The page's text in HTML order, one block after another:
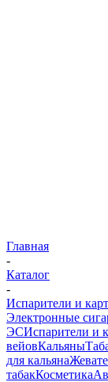
Главная
-
Каталог
-
Испарители и
Электронные
ЭСИспарители и
вейовКальяны
для кальяна
табакКосметика